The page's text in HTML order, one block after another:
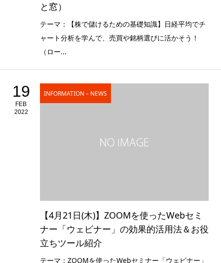
と窓）
テーマ：【株で儲けるための基礎知識】日経平均でチ
ャート分析を学んで、売買や銘柄選びに活かそう！
（ロー...
19
FEB
2022
INFORMATION – NEWS
【4月21日(木)】ZOOMを使ったWebセミ
ナー「ウェビナー」の効果的活用法＆お役
立ちツール紹介
テーマ：ZOOMを使ったWebセミナー「ウェビナー」